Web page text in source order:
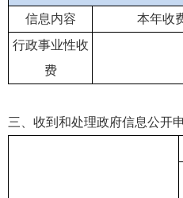
信息内容
本年收
行政事业性收
费
三、收到和处理政府信息公开